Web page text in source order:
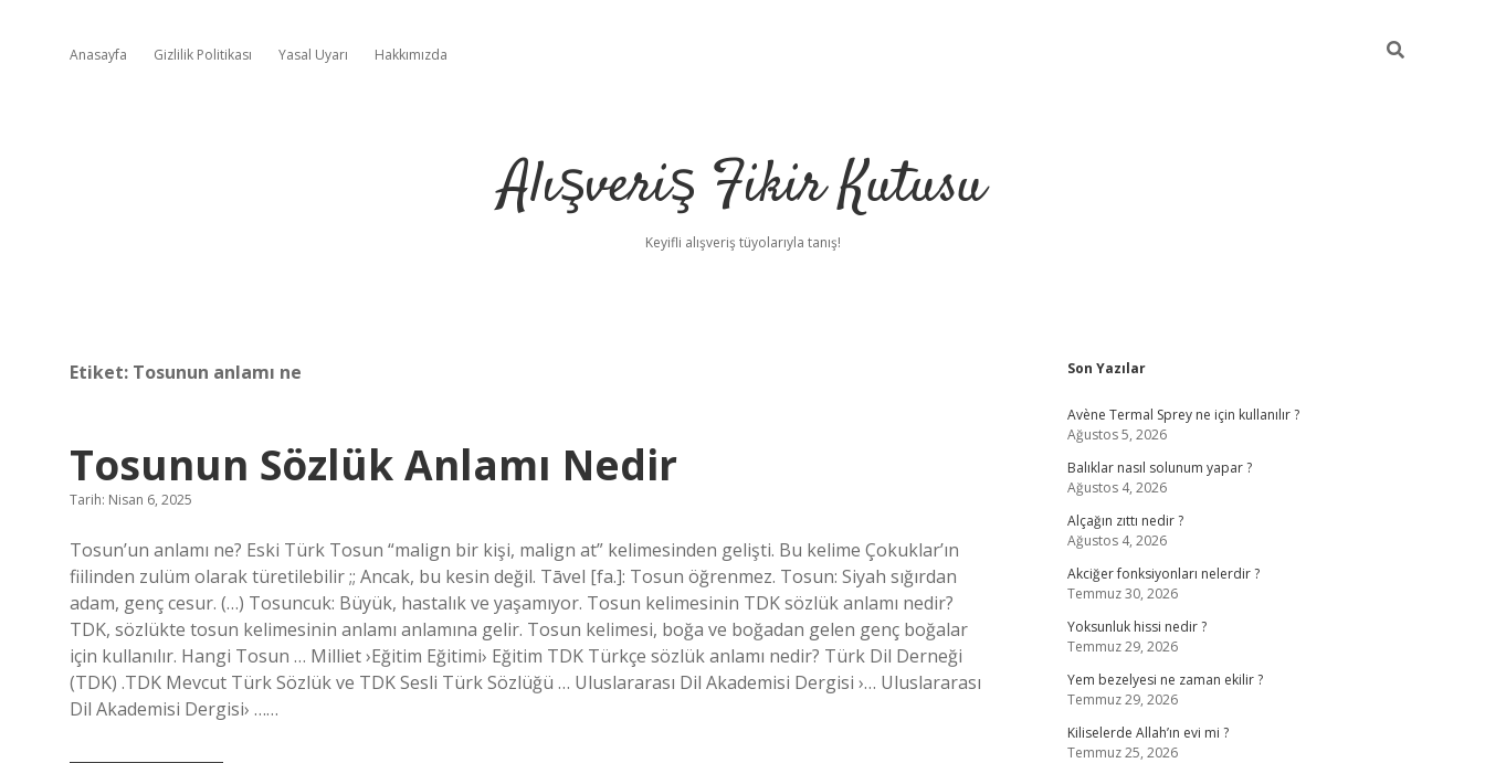
Anasayfa Gizlilik Politikası Yasal Uyarı Hakkımızda
Alışveriş Fikir Kutusu
Keyifli alışveriş tüyolarıyla tanış!
Etiket: Tosunun anlamı ne
Tosunun Sözlük Anlamı Nedir
Tarih: Nisan 6, 2025
Tosun’un anlamı ne? Eski Türk Tosun “malign bir kişi, malign at” kelimesinden gelişti. Bu kelime Çokuklar’ın
fiilinden zulüm olarak türetilebilir ;; Ancak, bu kesin değil. Tāvel [fa.]: Tosun öğrenmez. Tosun: Siyah sığırdan
adam, genç cesur. (…) Tosuncuk: Büyük, hastalık ve yaşamıyor. Tosun kelimesinin TDK sözlük anlamı nedir?
TDK, sözlükte tosun kelimesinin anlamı anlamına gelir. Tosun kelimesi, boğa ve boğadan gelen genç boğalar
için kullanılır. Hangi Tosun … Milliet ›Eğitim Eğitimi› Eğitim TDK Türkçe sözlük anlamı nedir? Türk Dil Derneği
(TDK) .TDK Mevcut Türk Sözlük ve TDK Sesli Türk Sözlüğü … Uluslararası Dil Akademisi Dergisi ›… Uluslararası
Dil Akademisi Dergisi› ……
Sidebar
Son Yazılar
Avène Termal Sprey ne için kullanılır ?
Ağustos 5, 2026
Balıklar nasıl solunum yapar ?
Ağustos 4, 2026
Alçağın zıttı nedir ?
Ağustos 4, 2026
Akciğer fonksiyonları nelerdir ?
Temmuz 30, 2026
Yoksunluk hissi nedir ?
Temmuz 29, 2026
Yem bezelyesi ne zaman ekilir ?
Temmuz 29, 2026
Kiliselerde Allah’ın evi mi ?
Temmuz 25, 2026